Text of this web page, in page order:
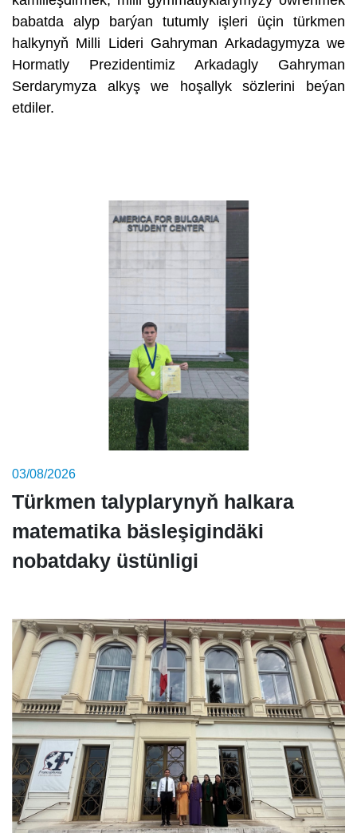
babatda alyp barýan tutumly işleri üçin türkmen
halkynyň Milli Lideri Gahryman Arkadagymyza we
Hormatly Prezidentimiz Arkadagly Gahryman
Serdarymyza alkyş we hoşallyk sözlerini beýan
etdiler.
03/08/2026
Türkmen talyplarynyň halkara
matematika bäsleşigindäki
nobatdaky üstünligi